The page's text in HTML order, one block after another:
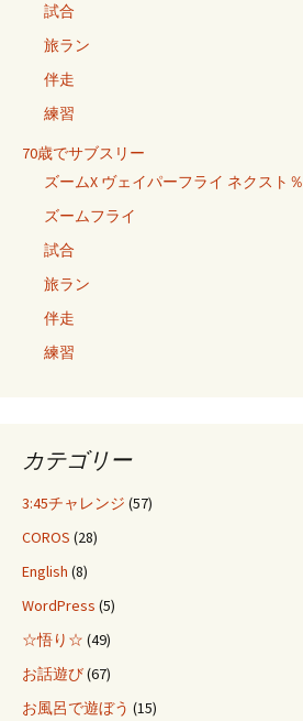
試合
旅ラン
伴走
練習
70歳でサブスリー
ズームX ヴェイパーフライ ネクスト％
ズームフライ
試合
旅ラン
伴走
練習
カテゴリー
3:45チャレンジ (57)
COROS (28)
English (8)
WordPress (5)
☆悟り☆ (49)
お話遊び(67)
お風呂で遊ぼう (15)